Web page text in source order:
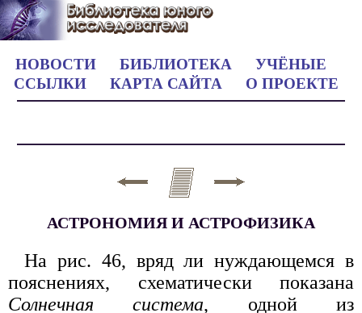
НОВОСТИ БИБЛИОТЕКА
УЧЁНЫЕ
ССЫЛКИ
КАРТА САЙТА О ПРОЕКТЕ
АСТРОНОМИЯ И АСТРОФИЗИКА
На рис. 46, вряд ли нуждающемся в
пояснениях, схематически показана
Солнечная система, одной из